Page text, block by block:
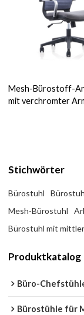
Mesh-Bürostoff-
mit verchromter
Stichwörter
Bürostuhl
Mesh-Bürostuhl
Bürostuhl mit
Produktkatalog
Büro-
Bürostühle für